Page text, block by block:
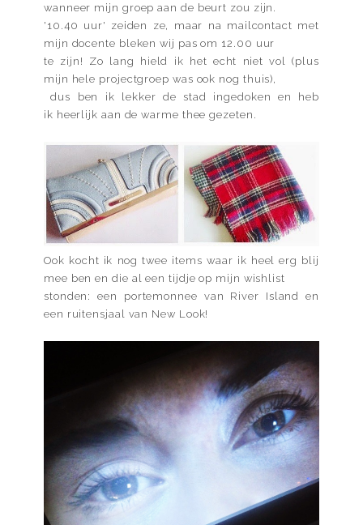
wanneer mijn groep aan de beurt zou zijn.
'10.40 uur' zeiden ze, maar na mailcontact met
mijn docente bleken wij pas om 12.00 uur
te zijn! Zo lang hield ik het echt niet vol (plus
mijn hele projectgroep was ook nog thuis),
dus ben ik lekker de stad ingedoken en heb
ik heerlijk aan de warme thee gezeten.
Ook kocht ik nog twee items waar ik heel erg blij
mee ben en die al een tijdje op mijn wishlist
stonden: een portemonnee van River Island en
een ruitensjaal van New Look!